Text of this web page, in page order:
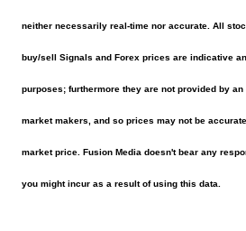
neither necessarily real-time nor accurate. All
buy/sell Signals and Forex prices are indicative
purposes; furthermore they are not provided by
market makers, and so prices may not be
market price. Fusion Media doesn't bear any
you might incur as a result of using this data.